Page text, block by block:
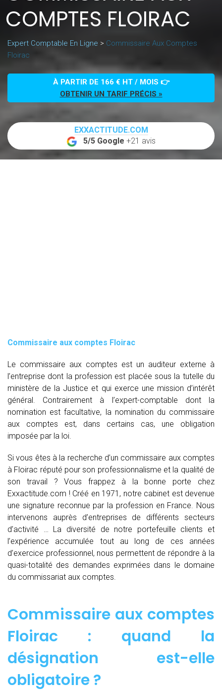
COMPTES FLOIRAC
Expert Comptable En Ligne > Commissaire Aux Comptes
Floirac
À PARTIR DE 166 € HT / MOIS 👉
OBTENIR UN TARIF PRÉCIS »
EXXACTITUDE.COM
5/5 Google +21 avis
Commissaire aux comptes Floirac
Le commissaire aux comptes est un auditeur externe à
l’entreprise dont la profession est placée sous la tutelle du
ministère de la Justice et qui exerce une mission d’intérêt
général. Contrairement à l’expert-comptable dont la
nomination est facultative, la nomination du commissaire
aux comptes est, dans certains cas, une obligation
imposée par la loi.
Si vous êtes à la recherche d’un commissaire aux comptes
à Floirac réputé pour son professionnalisme et la qualité de
son travail ? Vous frappez à la bonne porte chez
Exxactitude.com ! Créé en 1971, notre cabinet est devenue
une signature reconnue par la profession en France. Nous
intervenons auprès d’entreprises de différents secteurs
d’activité … La diversité de notre portefeuille clients et
l’expérience accumulée tout au long de ces années
d’exercice professionnel, nous permettent de répondre à la
quasi-totalité des demandes exprimées dans le domaine
du commissariat aux comptes.
Commissaire aux comptes
Floirac : quand la
désignation est-elle
obligatoire ?